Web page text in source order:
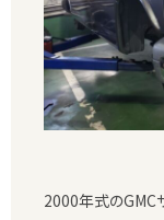
2000年式のGMC